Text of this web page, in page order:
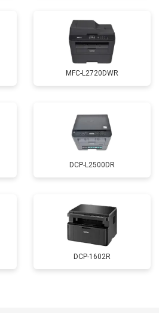
MFC-L2720DWR
DCP-L2500DR
DCP-1602R